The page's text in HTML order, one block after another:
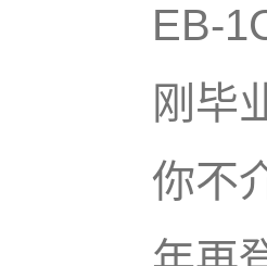
EB-
刚毕
你不